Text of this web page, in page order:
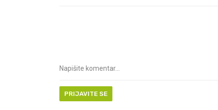
PRIJAVITE SE